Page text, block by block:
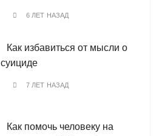
6 ЛЕТ НАЗАД
Как избавиться от мысли о
суициде
7 ЛЕТ НАЗАД
Как помочь человеку на